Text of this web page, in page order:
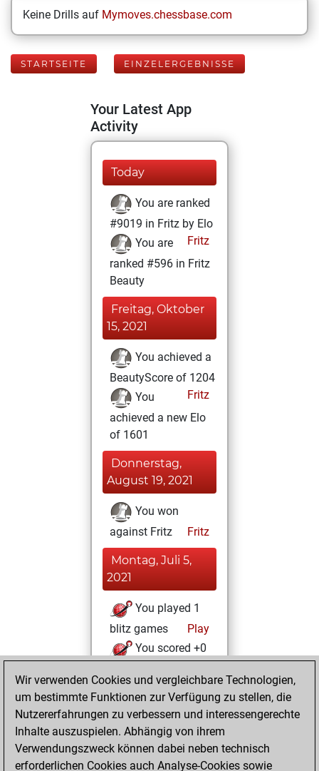
Keine Drills auf Mymoves.chessbase.com
STARTSEITE EINZELERGEBNISSE
Your Latest App
Activity
Today
You are ranked
#9019 in Fritz by Elo
Fritz
You are
ranked #596 in Fritz
Beauty
Freitag, Oktober
15, 2021
You achieved a
BeautyScore of 1204
Fritz
You
achieved a new Elo
of 1601
Donnerstag,
August 19, 2021
You won
against Fritz
Fritz
Montag, Juli 5,
2021
You played 1
blitz games
Play
You scored +0
Samstag, Februar
20, 2021
You created
your Fritz account
Wir verwenden Cookies und vergleichbare Technologien,
um bestimmte Funktionen zur Verfügung zu stellen, die
Nutzererfahrungen zu verbessern und interessengerechte
Inhalte auszuspielen. Abhängig von ihrem
Verwendungszweck können dabei neben technisch
erforderlichen Cookies auch Analyse-Cookies sowie